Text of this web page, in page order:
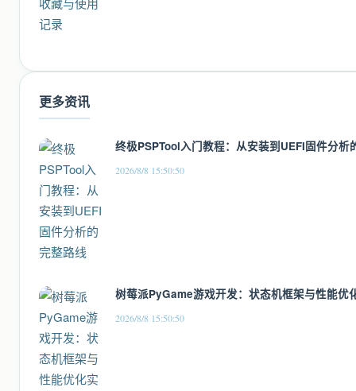
更多资讯
终极PSPTool入门教程：从安装到UEFI固件分析
2026/8/8 15:50:50
树莓派PyGame游戏开发：状态机框架与性能优
2026/8/8 15:50:50